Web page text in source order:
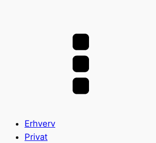
Erhverv
Privat